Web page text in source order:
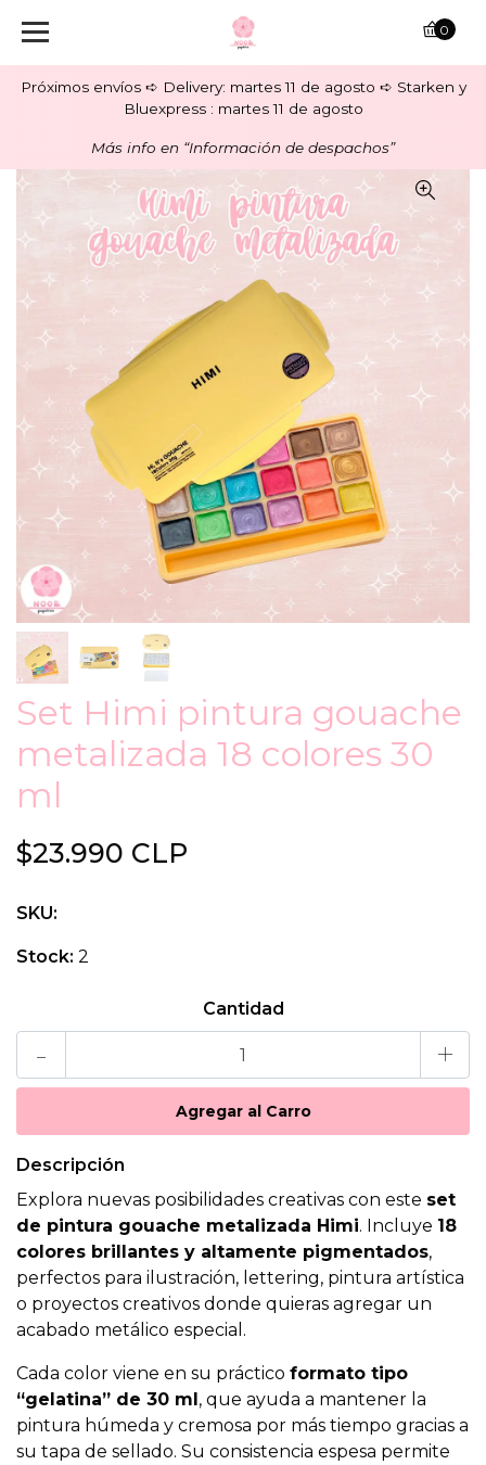
Próximos envíos ➪ Delivery: martes 11 de agosto ➪ Starken y
Bluexpress : martes 11 de agosto
Más info en “Información de despachos”
0
Set Himi pintura gouache
metalizada 18 colores 30
ml
$23.990 CLP
SKU:
Stock: 2
Cantidad
- +
Descripción
Explora nuevas posibilidades creativas con este set
de pintura gouache metalizada Himi. Incluye 18
colores brillantes y altamente pigmentados,
perfectos para ilustración, lettering, pintura artística
o proyectos creativos donde quieras agregar un
acabado metálico especial.
Cada color viene en su práctico formato tipo
“gelatina” de 30 ml , que ayuda a mantener la
pintura húmeda y cremosa por más tiempo gracias a
su tapa de sellado. Su consistencia espesa permite